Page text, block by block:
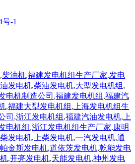
-1
,柴油机,福建发电机组生产厂家,发电
发电机,柴油发电机,大型发电机组 ,
电机制造公司 ,福建发电机组 ,福建汽
,福建大型发电机组 , 上海发电机组生
司 ,浙江发电机组 ,福建汽油发电机, 上
电机组 ,浙江发电机组生产厂家,康明
发电机, 上柴发电机,一汽发电机,通
帕金斯发电机,道依茨发电机,乾能发电
,开亮发电机,天能发电机,神州发电